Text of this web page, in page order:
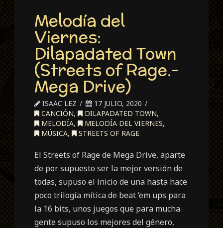
Melodía del
Viernes:
Dilapadated Town
(Streets of Rage.-
Mega Drive)
ISAAC LEZ
17 JULIO, 2020
CANCIÓN, DILAPADATED TOWN,
MELODÍA, MELODÍA DEL VIERNES,
MÚSICA, STREETS OF RAGE
El Streets of Rage de Mega Drive, aparte
de por supuesto ser la mejor versión de
todas, supuso el inicio de una hasta hace
poco trilogía mítica de beat ‘em ups para
la 16 bits, unos juegos que para mucha
gente supuso los mejores del género,